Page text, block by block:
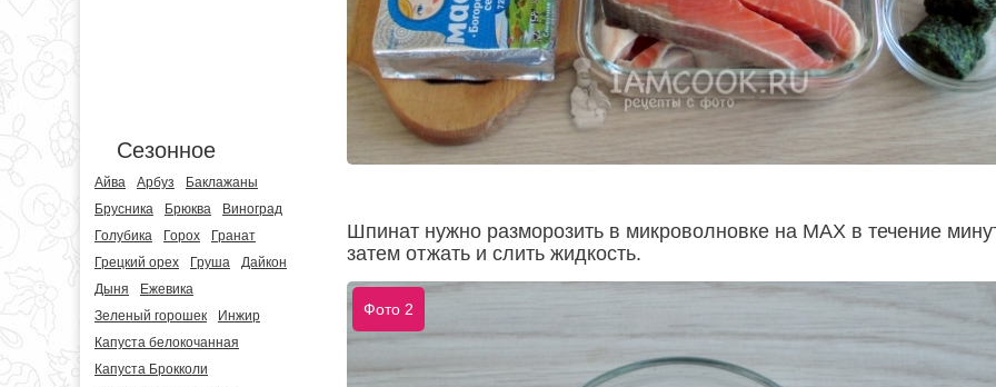
Сезонное
Айва Арбуз
Баклажаны
Брусника
Брюква
Виноград
Голубика
Горох
Гранат
Грецкий орех
Груша
Дайкон
Дыня
Ежевика
Зеленый горошек
Инжир
Капуста белокочанная
Капуста Брокколи
Шпинат нужно разморозить в микроволновке на МАХ в течение
затем отжать и слить жидкость.
Фото 2